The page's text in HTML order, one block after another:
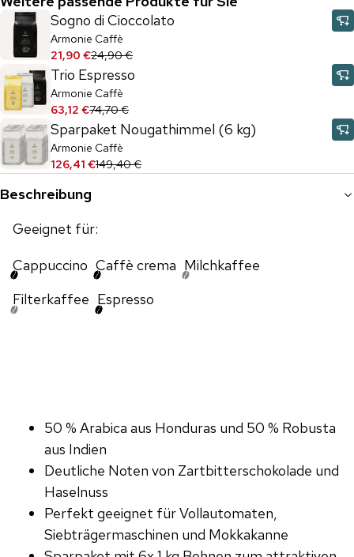
Sogno di Cioccolato
Armonie Caffè
21,90 €24,90 €
Trio Espresso
Armonie Caffè
63,12 €74,70 €
Sparpaket Nougathimmel (6 kg)
Armonie Caffè
126,41 €149,40 €
Beschreibung
Geeignet für:
Cappuccino Caffè crema Milchkaffee
Filterkaffee Espresso
50 % Arabica aus Honduras und 50 % Robusta
aus Indien
Deutliche Noten von Zartbitterschokolade und
Haselnuss
Perfekt geeignet für Vollautomaten,
Siebträgermaschinen und Mokkakanne